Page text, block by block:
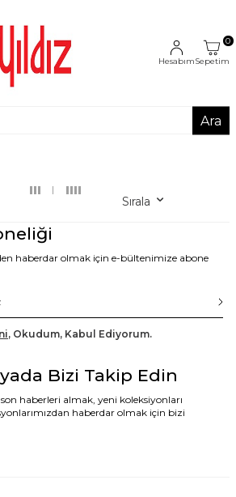
Hesabım
0
Sepetim
Ara
Sırala
haberdar olmak için e-bültenimize abone
, Okudum, Kabul Ediyorum.
Bizi Takip Edin
haberleri almak, yeni koleksiyonları
haberdar olmak için bizi